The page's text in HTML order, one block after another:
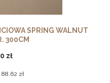
SPRING WALNUT
300CM
zł
88,62 zł